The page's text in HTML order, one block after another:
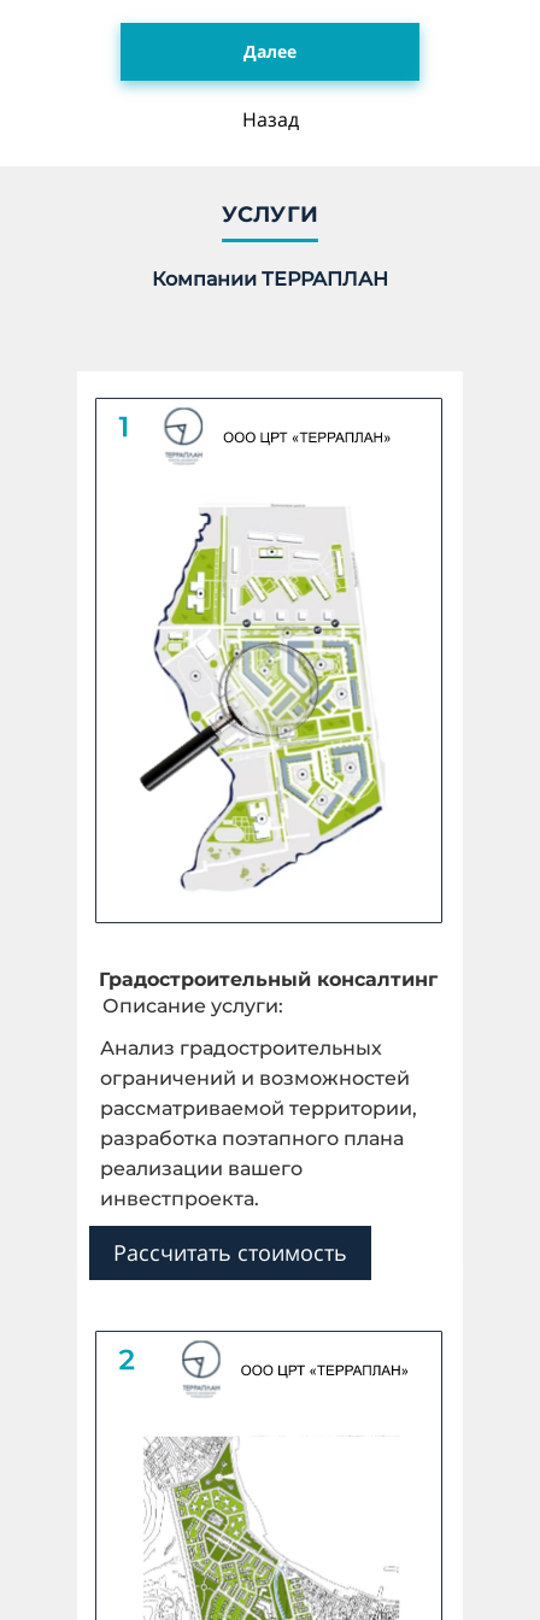
Далее
Назад
Укажите количество гектар, 1 га = 10 000 м2 *
Линейный объект
Количество: undefined КМ
Площадный объект
Укажите количество гектар, 1 га = 10 000 м2 *
undefined ГА
Линейный объект
Количество:
Назад
УСЛУГИ
Градостроительный консалтинг
Описание услуги:
Анализ градостроительных
ограничений и возможностей
рассматриваемой территории,
разработка поэтапного плана
реализации вашего
инвестпроекта.
Рассчитать стоимость
Компании ТЕРРАПЛАН